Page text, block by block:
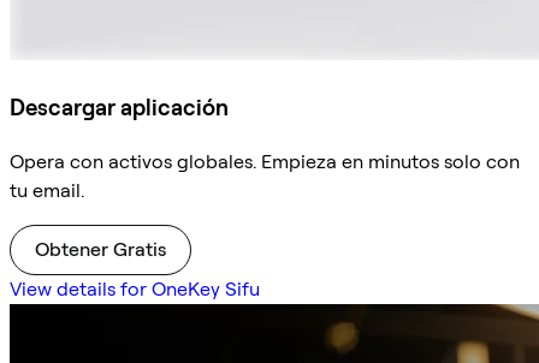
Descargar aplicación
Opera con activos globales. Empieza en minutos solo con
tu email.
Obtener Gratis
View details for OneKey Sifu